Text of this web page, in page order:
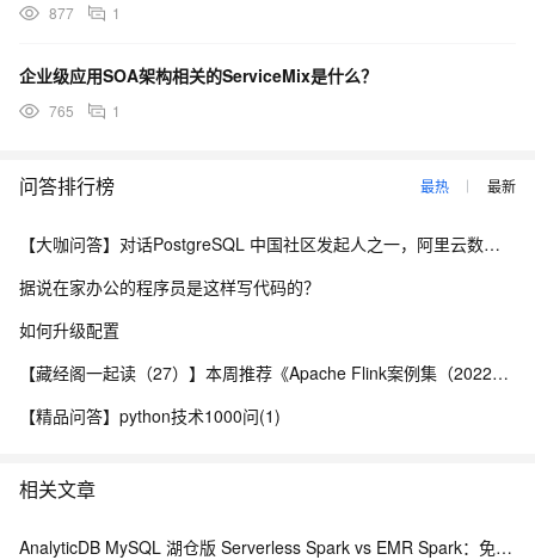
877 1
企业级应用SOA架构相关的ServiceMix是什么？
765 1
问答排行榜 最热 最新
【大咖问答】对话PostgreSQL 中国社区发起人之一，阿里云数据库高级专家 德哥
据说在家办公的程序员是这样写代码的？
如何升级配置
【藏经阁一起读（27）】本周推荐《Apache Flink案例集（2022版）》，你有哪些心得？
【精品问答】python技术1000问(1)
相关文章
AnalyticDB MySQL 湖仓版 Serverless Spark vs EMR Spark：免运维、弹性与成本全维度对比